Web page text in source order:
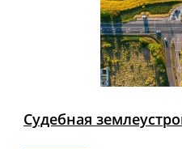
Судебная